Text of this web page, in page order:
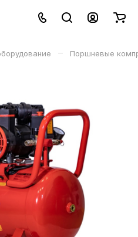
– Поршневые